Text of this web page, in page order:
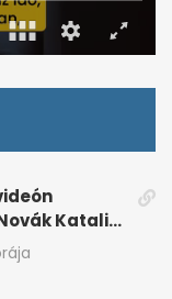
Katalin